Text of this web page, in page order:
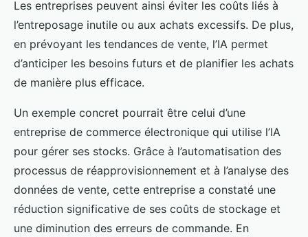
Les entreprises peuvent ainsi éviter les coûts liés à
l’entreposage inutile ou aux achats excessifs. De plus,
en prévoyant les tendances de vente, l’IA permet
d’anticiper les besoins futurs et de planifier les achats
de manière plus efficace.
Un exemple concret pourrait être celui d’une
entreprise de commerce électronique qui utilise l’IA
pour gérer ses stocks. Grâce à l’automatisation des
processus de réapprovisionnement et à l’analyse des
données de vente, cette entreprise a constaté une
réduction significative de ses coûts de stockage et
une diminution des erreurs de commande. En